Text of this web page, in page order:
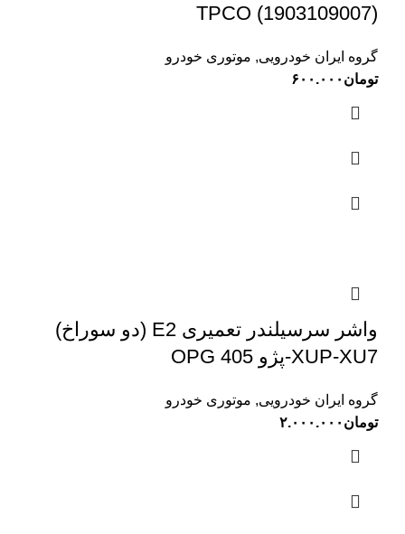
TPCO (1903109007)
گروه ایران خودرویی, موتوری خودرو
تومان ۶۰۰.۰۰۰
واشر سرسیلندر تعمیری E2 (دو سوراخ)
XUP-XU7-پژو 405 OPG
گروه ایران خودرویی, موتوری خودرو
تومان ۲.۰۰۰.۰۰۰